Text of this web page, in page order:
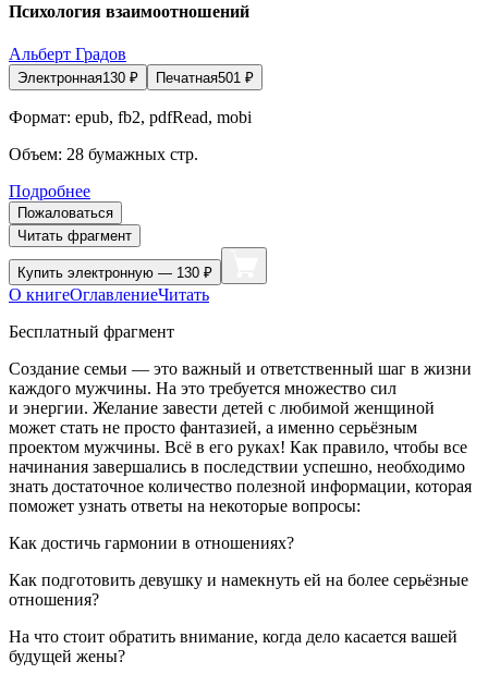
Психология взаимоотношений
Альберт Градов
Электронная130 ₽ Печатная501 ₽
Формат: epub, fb2, pdfRead, mobi
Объем: 28 бумажных стр.
Подробнее
Пожаловаться
Читать фрагмент
Купить электронную — 130 ₽
О книгеОглавлениеЧитать
Бесплатный фрагмент
Создание семьи — это важный и ответственный шаг в жизни
каждого мужчины. На это требуется множество сил
и энергии. Желание завести детей с любимой женщиной
может стать не просто фантазией, а именно серьёзным
проектом мужчины. Всё в его руках! Как правило, чтобы все
начинания завершались в последствии успешно, необходимо
знать достаточное количество полезной информации, которая
поможет узнать ответы на некоторые вопросы:
Как достичь гармонии в отношениях?
Как подготовить девушку и намекнуть ей на более серьёзные
отношения?
На что стоит обратить внимание, когда дело касается вашей
будущей жены?